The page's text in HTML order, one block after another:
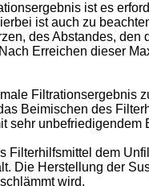
ist es
ist auch zu
des Abstandes,
Erreichen dieser
Filtrationsergebnis
Beimischen des
sehr unbefriedigendem
Filterhilfsmittel dem
Die Herstellung der
wird.